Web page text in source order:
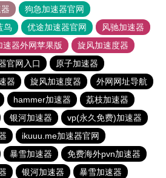
狗急加速器官网
鸟 优途加速器官网
风驰加速器
速器外网苹果版
旋风加速度器
官网入口
原子加速器
器 旋风加速度器
外网网址导航
hammer加速器
荔枝加速器
银河加速器
vp(永久免费)加速器
ikuuu.me加速器官网
暴雪加速器
免费海外pvn加速器
银河加速器 暴雪加速器